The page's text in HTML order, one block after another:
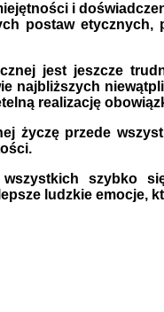
i
postaw
jest jeszcze
najbliższych
realizację
życzę przede
szybko
ludzkie emocje,